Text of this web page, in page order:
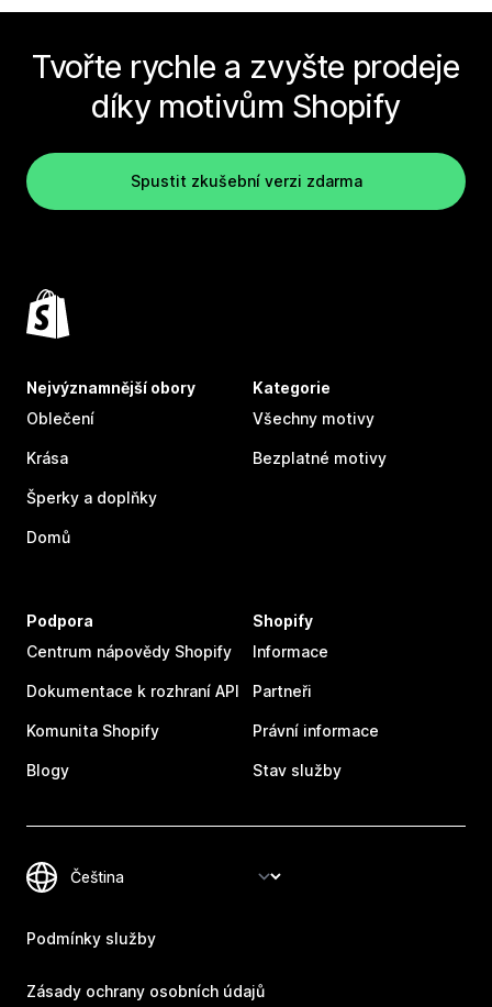
Tvořte rychle a zvyšte prodeje
díky motivům Shopify
Spustit zkušební verzi zdarma
Nejvýznamnější obory
Oblečení
Krása
Šperky a doplňky
Domů
Kategorie
Všechny motivy
Bezplatné motivy
Podpora
Centrum nápovědy Shopify
Dokumentace k rozhraní API
Komunita Shopify
Blogy
Shopify
Informace
Partneři
Právní informace
Stav služby
Podmínky služby
Zásady ochrany osobních údajů